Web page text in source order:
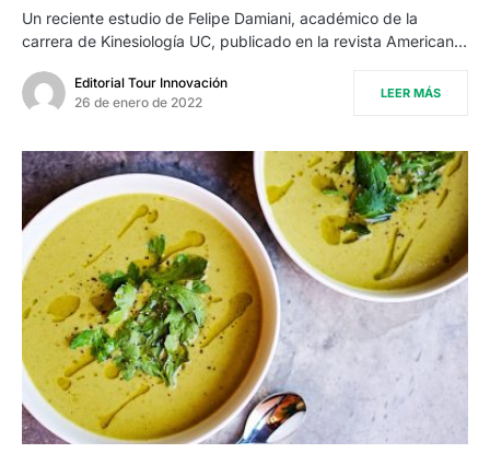
Un reciente estudio de Felipe Damiani, académico de la
carrera de Kinesiología UC, publicado en la revista American…
Editorial Tour Innovación
26 de enero de 2022
LEER MÁS